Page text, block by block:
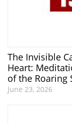
The Invisible
Heart:
of the Roaring
June 23, 2026